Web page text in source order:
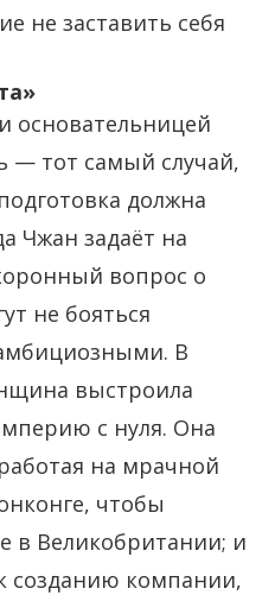
не заставить себя
основательницей
— тот самый случай,
должна
Чжан задаёт на
вопрос о
не бояться
В
выстроила
с нуля. Она
на мрачной
чтобы
в Великобритании; и
созданию компании,